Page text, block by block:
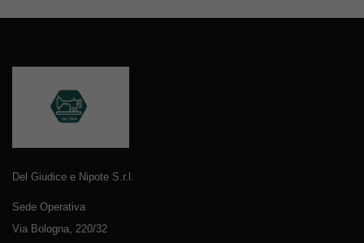
Del Giudice e Nipote S.r.l.
Sede Operativa
Via Bologna, 220/32